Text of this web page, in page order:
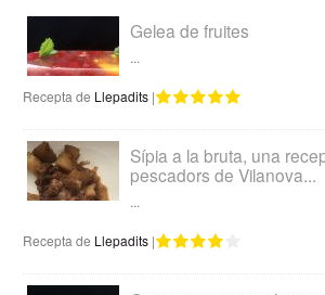
Gelea de fruites
...
Recepta de Llepadits |
Sípia a la bruta, una
pescadors de Vilanova...
...
Recepta de Llepadits |